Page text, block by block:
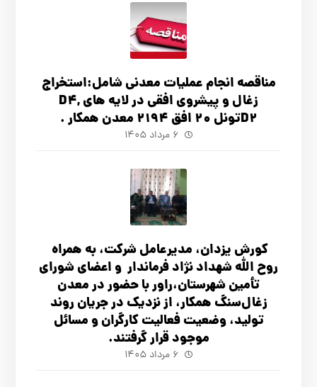
مناقصه انجام عملیات معدنی شامل:استخراج
زغال و پیشروی افقی در لایه های D4,
D2تونل 20 افق 2194 معدن همکار .
۶ مرداد ۱۴۰۵
کورش یزدان، مدیرعامل شرکت، به همراه
روح الله شهداد نژاد فرماندار و اعضای شورای
تأ‌مین شهرستان،راور با حضور در معدن
زغال‌سنگ همکار، از نزدیک در جریان روند
تولید، وضعیت فعالیت کارگران و مسائل
موجود قرار گرفتند.
۶ مرداد ۱۴۰۵